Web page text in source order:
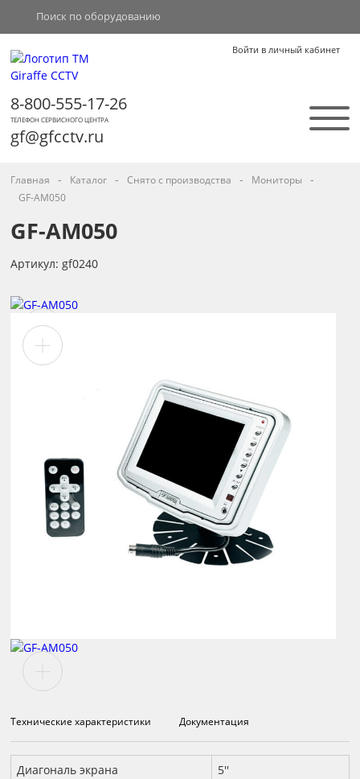
Войти в личный кабинет
8-800-555-17-26
ТЕЛЕФОН СЕРВИСНОГО ЦЕНТРА
gf@gfcctv.ru
Главная - Каталог - Снято с производства - Мониторы -
GF-AM050
GF-AM050
Артикул: gf0240
Технические характеристики Документация
Технические характеристики
Диагональ экрана
5''